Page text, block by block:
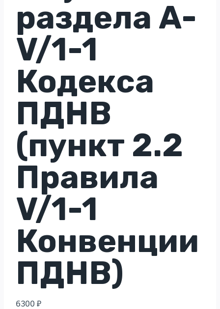
раздела A-
V/1-1
Кодекса
ПДНВ
(пункт 2.2
Правила
V/1-1
Конвенции
ПДНВ)
6300 ₽